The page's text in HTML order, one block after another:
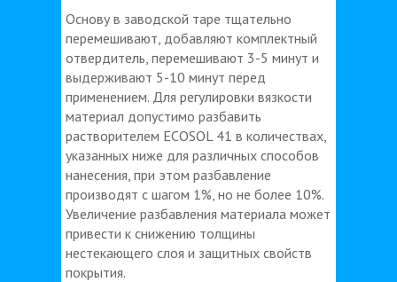
Основу в заводской таре тщательно
перемешивают, добавляют комплектный
отвердитель, перемешивают 3-5 минут и
выдерживают 5-10 минут перед
применением. Для регулировки вязкости
материал допустимо разбавить
растворителем ECOSOL 41 в количествах,
указанных ниже для различных способов
нанесения, при этом разбавление
производят с шагом 1%, но не более 10%.
Увеличение разбавления материала может
привести к снижению толщины
нестекающего слоя и защитных свойств
покрытия.